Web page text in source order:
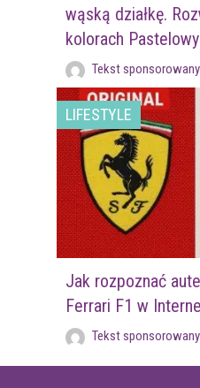
wąską działkę.
kolorach
Tekst sponsorowany
LIFESTYLE
Jak rozpoznać
Ferrari F1 w
Tekst sponsorowany